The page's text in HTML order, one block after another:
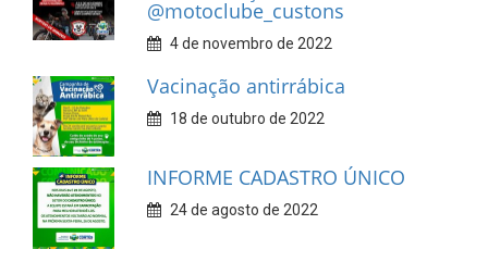
@motoclube_custons
4 de novembro de 2022
Vacinação antirrábica
18 de outubro de 2022
INFORME CADASTRO ÚNICO
24 de agosto de 2022